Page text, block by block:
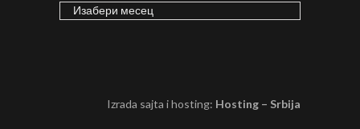
ARHIVA
Izrada sajta i hosting: Hosting – Srbija